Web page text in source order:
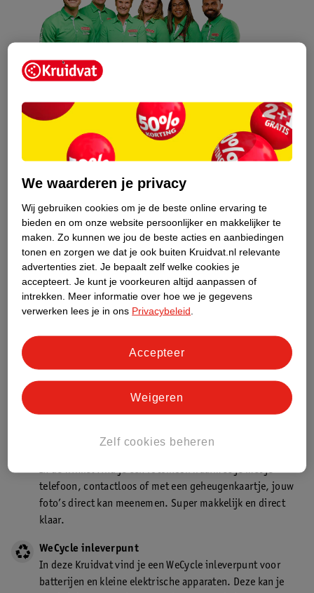
Kruidvat is een erkend specialist in
zelfzorg, ook online. Wat je
gezondheidsvraag ook is, stel hem aan
Stel je gezondheidsvraag
Ook in deze winkel
Kruidvat.nl ophaalpunt
Laat je bestelling snel en gemakkelijk bezorgen in de
Kruidvat is een gecertificeerd drogist. Dit betekent dat je
In de winkel vind je een fotokiosk waarmee je met je
telefoon, contactloos of met een geheugenkaartje, jouw
foto’s direct kan meenemen. Super makkelijk en direct
klaar.
WeCycle inleverpunt
In deze Kruidvat vind je een WeCycle inleverpunt voor
batterijen en kleine elektrische apparaten. Deze kan je
We waarderen je privacy
Wij gebruiken cookies om je de beste online ervaring te
bieden en om onze website persoonlijker en makkelijker te
maken. Zo kunnen we jou de beste acties en aanbiedingen
tonen en zorgen we dat je ook buiten Kruidvat.nl relevante
advertenties ziet. Je bepaalt zelf welke cookies je
accepteert. Je kunt je voorkeuren altijd aanpassen of
intrekken.
Meer informatie over hoe we je gegevens
verwerken lees je in ons Privacybeleid
Zelf cookies beheren
Weigeren
Accepteer